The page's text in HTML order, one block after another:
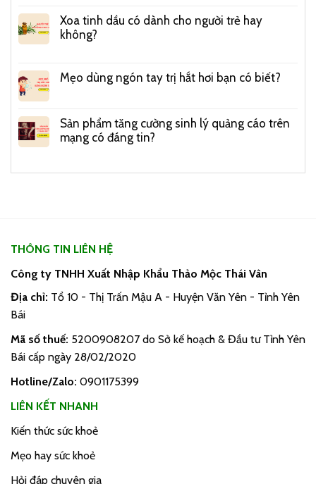
Xoa tinh dầu có dành cho người trẻ hay
không?
Mẹo dùng ngón tay trị hắt hơi bạn có biết?
Sản phẩm tăng cường sinh lý quảng cáo trên
mạng có đáng tin?
THÔNG TIN LIÊN HỆ
Công ty TNHH Xuất Nhập Khẩu Thảo Mộc Thái Vân
Địa chỉ: Tổ 10 - Thị Trấn Mậu A - Huyện Văn Yên - Tỉnh Yên
Bái
Mã số thuế: 5200908207 do Sở kế hoạch & Đầu tư Tỉnh Yên
Bái cấp ngày 28/02/2020
Hotline/Zalo: 0901175399
LIÊN KẾT NHANH
Kiến thức sức khoẻ
Mẹo hay sức khoẻ
Hỏi đáp chuyên gia